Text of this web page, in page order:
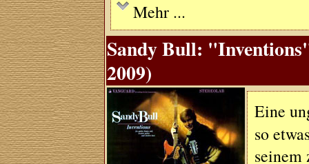
Mehr ...
Sandy Bull:
2009)
Eine
so
seinem